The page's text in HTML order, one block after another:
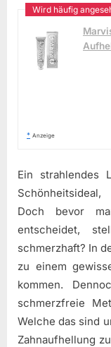
* Anzeige
Ein strahlendes
Doch bevor
entscheidet,
schmerzhaft? In
zu einem
kommen.
schmerzfreie
Welche das sind
Zahnaufhellung